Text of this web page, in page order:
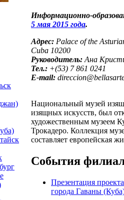
Информационно-
5 мая 2015 года.
Адрес: Palace of the
Cuba 10200
Руководитель: Ана
Тел.: +(53) 7 861 0241
E-mail:
Национальный музей
изящных искусств, был
художественным музеем
Трокадеро. Коллекция
составляет европейская
События
Презентация
города Гаваны